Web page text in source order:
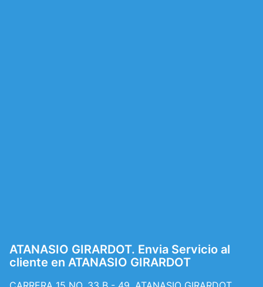
ATANASIO GIRARDOT. Envia Servicio al
cliente en ATANASIO GIRARDOT